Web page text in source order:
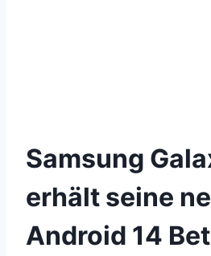
Samsung
erhält seine
Android 14